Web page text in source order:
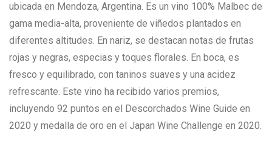
ubicada en Mendoza, Argentina. Es un vino 100% Malbec de
gama media-alta, proveniente de viñedos plantados en
diferentes altitudes. En nariz, se destacan notas de frutas
rojas y negras, especias y toques florales. En boca, es
fresco y equilibrado, con taninos suaves y una acidez
refrescante. Este vino ha recibido varios premios,
incluyendo 92 puntos en el Descorchados Wine Guide en
2020 y medalla de oro en el Japan Wine Challenge en 2020.